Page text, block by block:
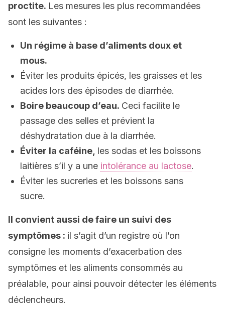
proctite. Les mesures les plus recommandées
sont les suivantes :
Un régime à base d’aliments doux et
mous.
Éviter les produits épicés, les graisses et les
acides lors des épisodes de diarrhée.
Boire beaucoup d’eau. Ceci facilite le
passage des selles et prévient la
déshydratation due à la diarrhée.
Éviter la caféine, les sodas et les boissons
laitières s’il y a une intolérance au lactose.
Éviter les sucreries et les boissons sans
sucre.
Il convient aussi de faire un suivi des
symptômes : il s’agit d’un registre où l’on
consigne les moments d’exacerbation des
symptômes et les aliments consommés au
préalable, pour ainsi pouvoir détecter les éléments
déclencheurs.